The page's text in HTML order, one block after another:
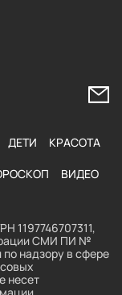
ДЕТИ КРАСОТА
ВИДЕО
1197746707311,
СМИ ПИ №
надзору в сфере
несет